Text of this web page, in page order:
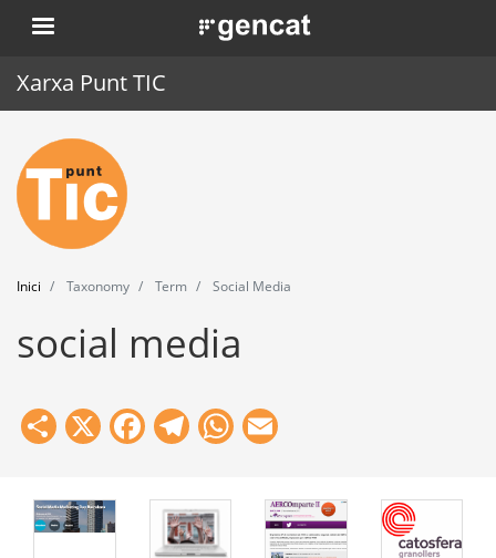
Vés
al
. Obre en una nova finestra.
Xarxa Punt TIC
Inici
Punt TIC
Actualitat
Agenda
Formació
Eines
Inici Taxonomy Term Social Media
social media
Share
X Facebook
Telegram
WhatsApp